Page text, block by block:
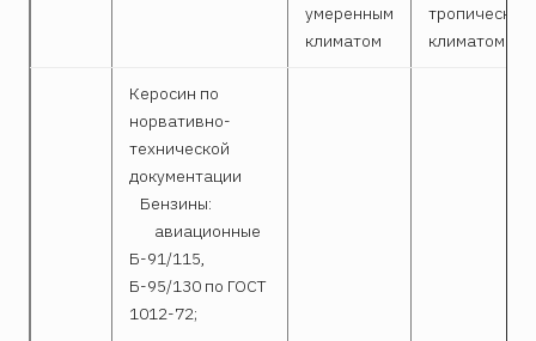
умеренным
климатом
тропическим
климатом
Керосин по
норвативно-
технической
документации
Бензины:
авиационные
Б-91/115,
Б-95/130 по ГОСТ
1012-72;